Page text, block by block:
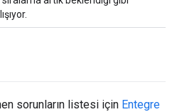
sorunların listesi için Entegre